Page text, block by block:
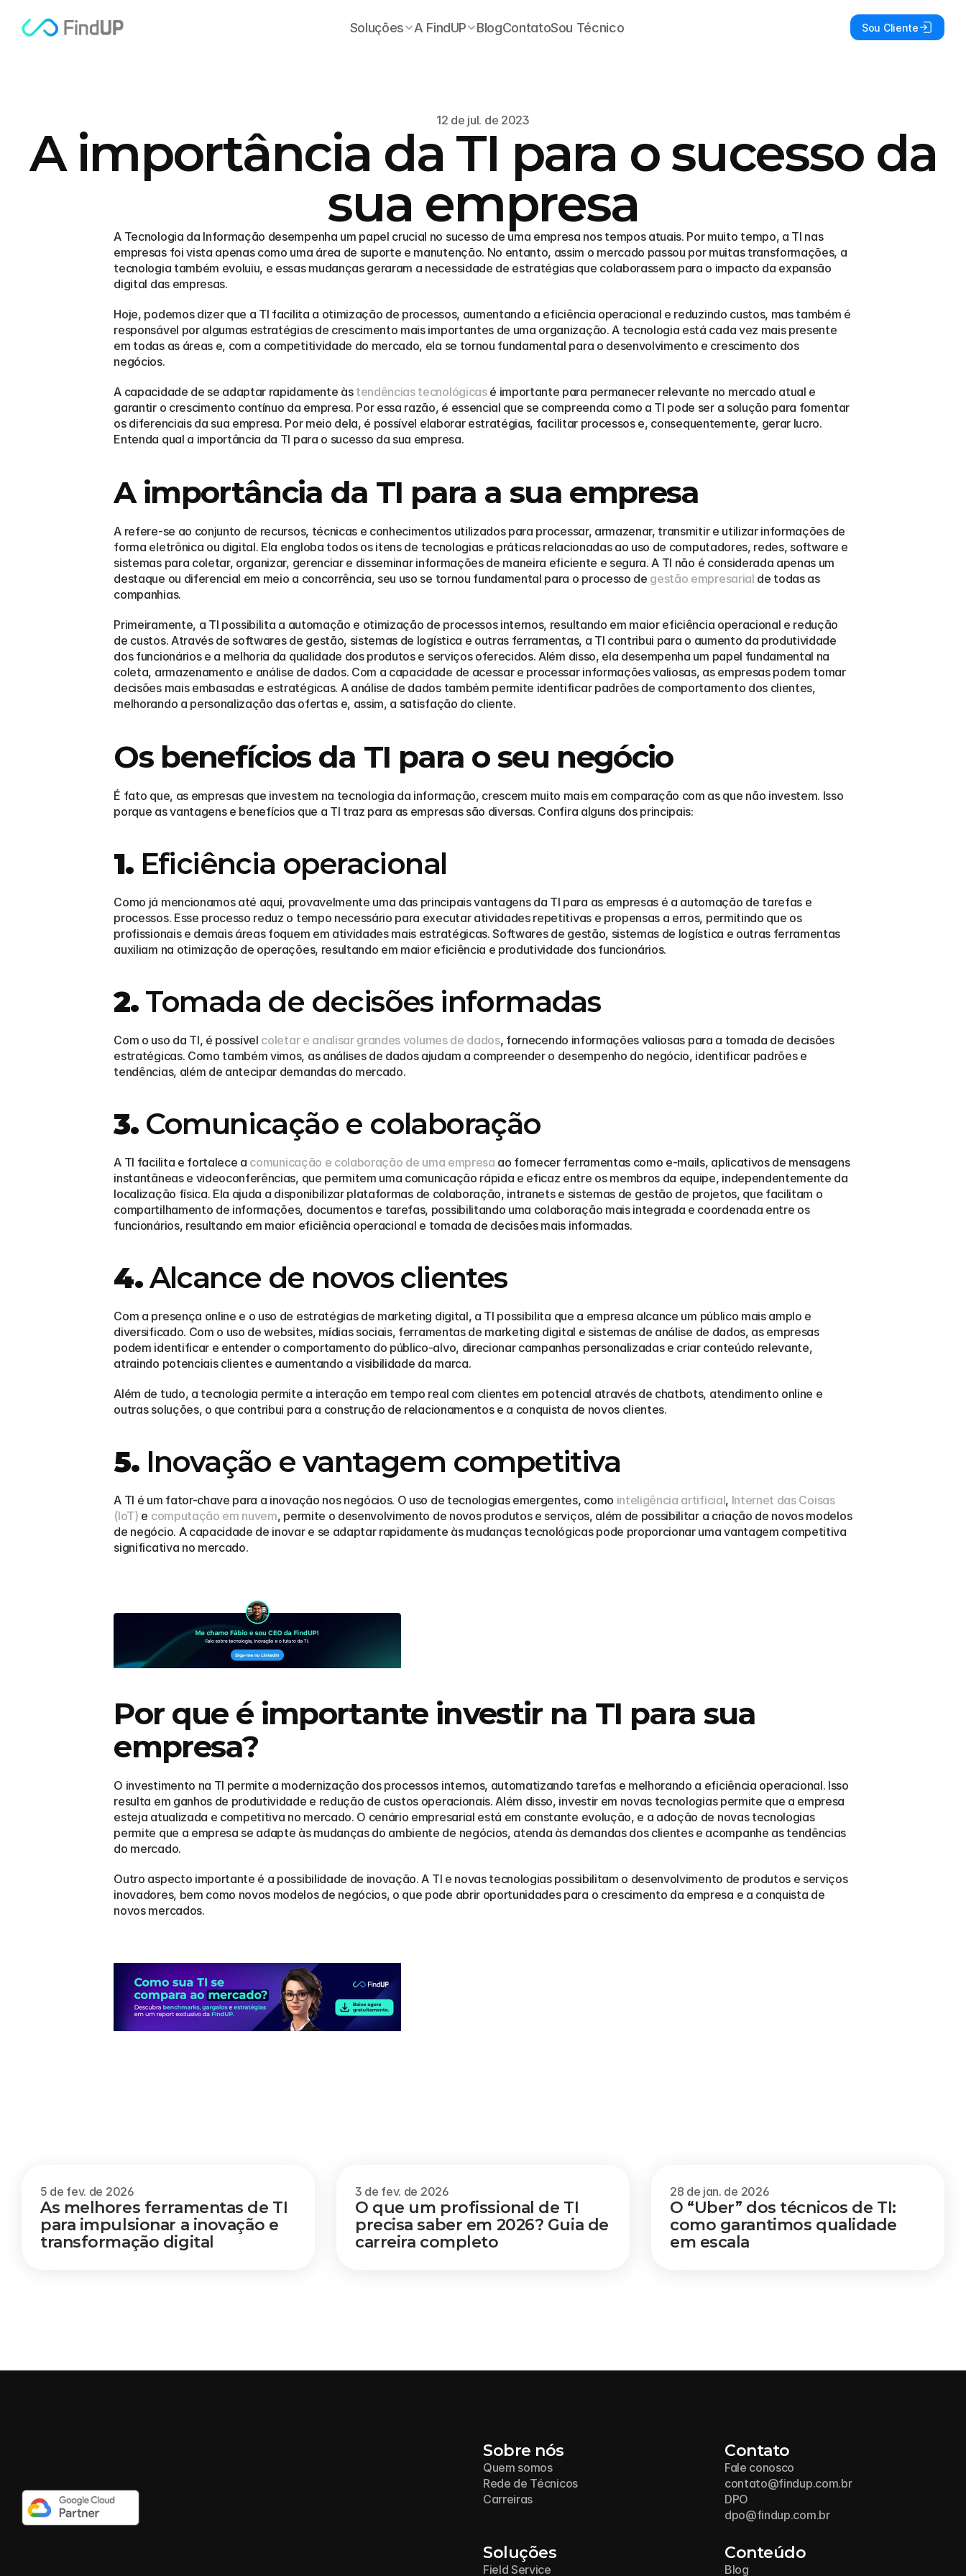
Soluções A FindUP BlogContatoSou Técnico Sou Cliente
12 de jul. de 2023
A importância da TI para o sucesso da
sua empresa
A Tecnologia da Informação desempenha um papel crucial no sucesso de uma empresa nos tempos atuais. Por muito tempo, a TI nas
empresas foi vista apenas como uma área de suporte e manutenção. No entanto, assim o mercado passou por muitas transformações, a
tecnologia também evoluiu, e essas mudanças geraram a necessidade de estratégias que colaborassem para o impacto da expansão
digital das empresas.
Hoje, podemos dizer que a TI facilita a otimização de processos, aumentando a eficiência operacional e reduzindo custos, mas também é
responsável por algumas estratégias de crescimento mais importantes de uma organização. A tecnologia está cada vez mais presente
em todas as áreas e, com a competitividade do mercado, ela se tornou fundamental para o desenvolvimento e crescimento dos
negócios.
A capacidade de se adaptar rapidamente às tendências tecnológicas é importante para permanecer relevante no mercado atual e
garantir o crescimento contínuo da empresa. Por essa razão, é essencial que se compreenda como a TI pode ser a solução para fomentar
os diferenciais da sua empresa. Por meio dela, é possível elaborar estratégias, facilitar processos e, consequentemente, gerar lucro.
Entenda qual a importância da TI para o sucesso da sua empresa.
A importância da TI para a sua empresa
A refere-se ao conjunto de recursos, técnicas e conhecimentos utilizados para processar, armazenar, transmitir e utilizar informações de
forma eletrônica ou digital. Ela engloba todos os itens de tecnologias e práticas relacionadas ao uso de computadores, redes, software e
sistemas para coletar, organizar, gerenciar e disseminar informações de maneira eficiente e segura. A TI não é considerada apenas um
destaque ou diferencial em meio a concorrência, seu uso se tornou fundamental para o processo de gestão empresarial de todas as
companhias.
Primeiramente, a TI possibilita a automação e otimização de processos internos, resultando em maior eficiência operacional e redução
de custos. Através de softwares de gestão, sistemas de logística e outras ferramentas, a TI contribui para o aumento da produtividade
dos funcionários e a melhoria da qualidade dos produtos e serviços oferecidos. Além disso, ela desempenha um papel fundamental na
coleta, armazenamento e análise de dados. Com a capacidade de acessar e processar informações valiosas, as empresas podem tomar
decisões mais embasadas e estratégicas. A análise de dados também permite identificar padrões de comportamento dos clientes,
melhorando a personalização das ofertas e, assim, a satisfação do cliente.
Os benefícios da TI para o seu negócio
É fato que, as empresas que investem na tecnologia da informação, crescem muito mais em comparação com as que não investem. Isso
porque as vantagens e benefícios que a TI traz para as empresas são diversas. Confira alguns dos principais:
1. Eficiência operacional
Como já mencionamos até aqui, provavelmente uma das principais vantagens da TI para as empresas é a automação de tarefas e
processos. Esse processo reduz o tempo necessário para executar atividades repetitivas e propensas a erros, permitindo que os
profissionais e demais áreas foquem em atividades mais estratégicas. Softwares de gestão, sistemas de logística e outras ferramentas
auxiliam na otimização de operações, resultando em maior eficiência e produtividade dos funcionários.
2. Tomada de decisões informadas
Com o uso da TI, é possível coletar e analisar grandes volumes de dados, fornecendo informações valiosas para a tomada de decisões
estratégicas. Como também vimos, as análises de dados ajudam a compreender o desempenho do negócio, identificar padrões e
tendências, além de antecipar demandas do mercado.
3. Comunicação e colaboração
A TI facilita e fortalece a comunicação e colaboração de uma empresa ao fornecer ferramentas como e-mails, aplicativos de mensagens
instantâneas e videoconferências, que permitem uma comunicação rápida e eficaz entre os membros da equipe, independentemente da
localização física. Ela ajuda a disponibilizar plataformas de colaboração, intranets e sistemas de gestão de projetos, que facilitam o
compartilhamento de informações, documentos e tarefas, possibilitando uma colaboração mais integrada e coordenada entre os
funcionários, resultando em maior eficiência operacional e tomada de decisões mais informadas.
4. Alcance de novos clientes
Com a presença online e o uso de estratégias de marketing digital, a TI possibilita que a empresa alcance um público mais amplo e
diversificado. Com o uso de websites, mídias sociais, ferramentas de marketing digital e sistemas de análise de dados, as empresas
podem identificar e entender o comportamento do público-alvo, direcionar campanhas personalizadas e criar conteúdo relevante,
atraindo potenciais clientes e aumentando a visibilidade da marca.
Além de tudo, a tecnologia permite a interação em tempo real com clientes em potencial através de chatbots, atendimento online e
outras soluções, o que contribui para a construção de relacionamentos e a conquista de novos clientes.
5. Inovação e vantagem competitiva
A TI é um fator-chave para a inovação nos negócios. O uso de tecnologias emergentes, como inteligência artificial, Internet das Coisas
(IoT) e computação em nuvem, permite o desenvolvimento de novos produtos e serviços, além de possibilitar a criação de novos modelos
de negócio. A capacidade de inovar e se adaptar rapidamente às mudanças tecnológicas pode proporcionar uma vantagem competitiva
significativa no mercado.
Por que é importante investir na TI para sua
empresa?
O investimento na TI permite a modernização dos processos internos, automatizando tarefas e melhorando a eficiência operacional. Isso
resulta em ganhos de produtividade e redução de custos operacionais. Além disso, investir em novas tecnologias permite que a empresa
esteja atualizada e competitiva no mercado. O cenário empresarial está em constante evolução, e a adoção de novas tecnologias
permite que a empresa se adapte às mudanças do ambiente de negócios, atenda às demandas dos clientes e acompanhe as tendências
do mercado.
Outro aspecto importante é a possibilidade de inovação. A TI e novas tecnologias possibilitam o desenvolvimento de produtos e serviços
inovadores, bem como novos modelos de negócios, o que pode abrir oportunidades para o crescimento da empresa e a conquista de
novos mercados.
5 de fev. de 2026
As melhores ferramentas de TI
para impulsionar a inovação e
transformação digital
3 de fev. de 2026
O que um profissional de TI
precisa saber em 2026? Guia de
carreira completo
28 de jan. de 2026
O “Uber” dos técnicos de TI:
como garantimos qualidade
em escala
Sobre nós
Quem somos
Rede de Técnicos
Carreiras
Contato
Fale conosco
contato@findup.com.br
DPO
dpo@findup.com.br
Soluções
Field Service
Conteúdo
Blog